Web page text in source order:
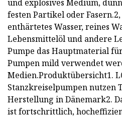
und explosives Medium,
festen Partikel oder
enthärtetes Wasser, reines
Lebensmittelöl und andere
Pumpe das Hauptmaterial
Pumpen mild verwendet
Medien.Produktübersicht1.
Stanzkreiselpumpen nutzen
Herstellung in Dänemark2.
ist fortschrittlich,